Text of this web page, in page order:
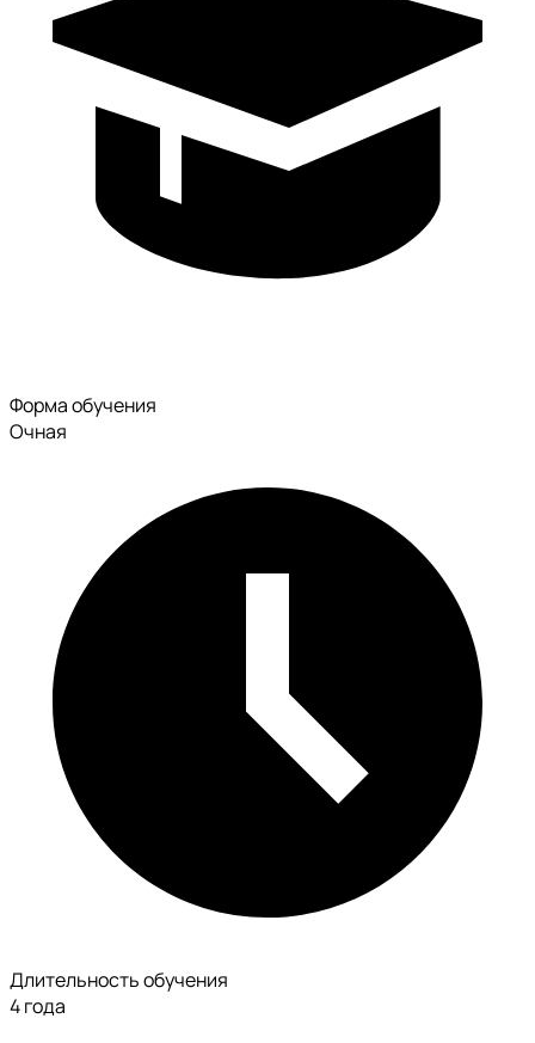
Форма обучения
Очная
Длительность обучения
4 года